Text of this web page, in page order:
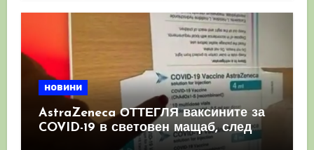
новини
AstraZeneca ОТТЕГЛЯ ваксините за
COVID-19 в световен мащаб, след
като призна, че те причиняват